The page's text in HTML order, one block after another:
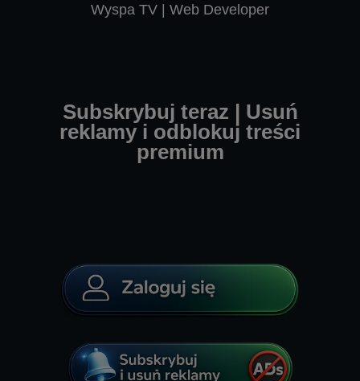
Wyspa TV | Web Developer
Subskrybuj teraz | Usuń
reklamy i odblokuj treści
premium